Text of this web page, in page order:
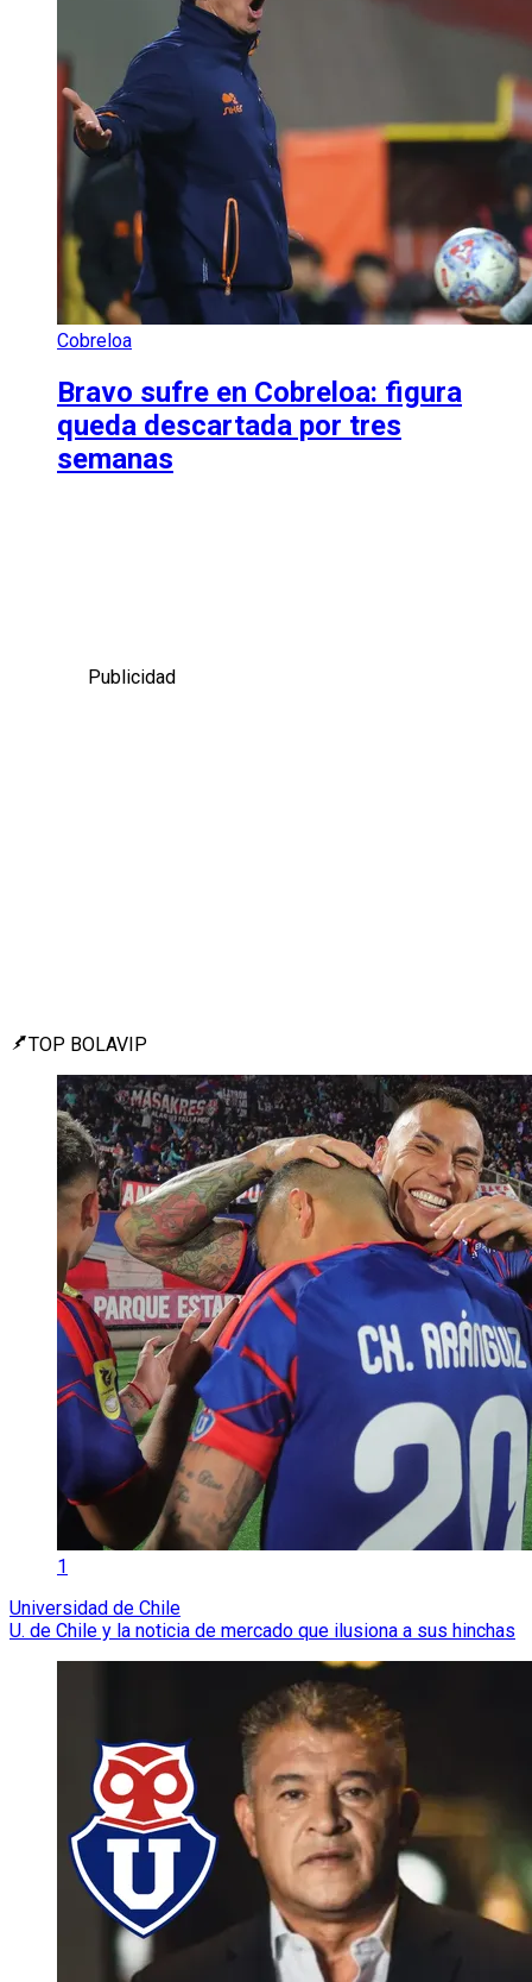
Cobreloa
Bravo sufre en Cobreloa: figura
queda descartada por tres
semanas
Publicidad
TOP BOLAVIP
1
Universidad de Chile
U. de Chile y la noticia de mercado que ilusiona a sus hinchas